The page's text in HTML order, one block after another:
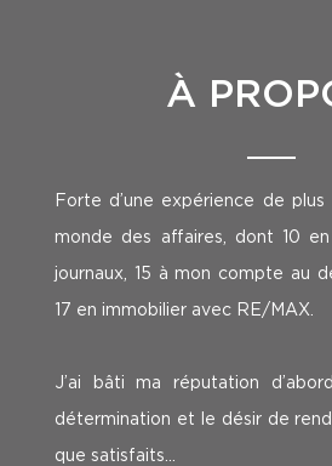
À
Forte d’une expérience de
monde des affaires, dont 10
journaux, 15 à mon compte au
17 en immobilier avec RE/MAX.
J’ai bâti ma réputation
détermination et le désir de
que satisfaits...